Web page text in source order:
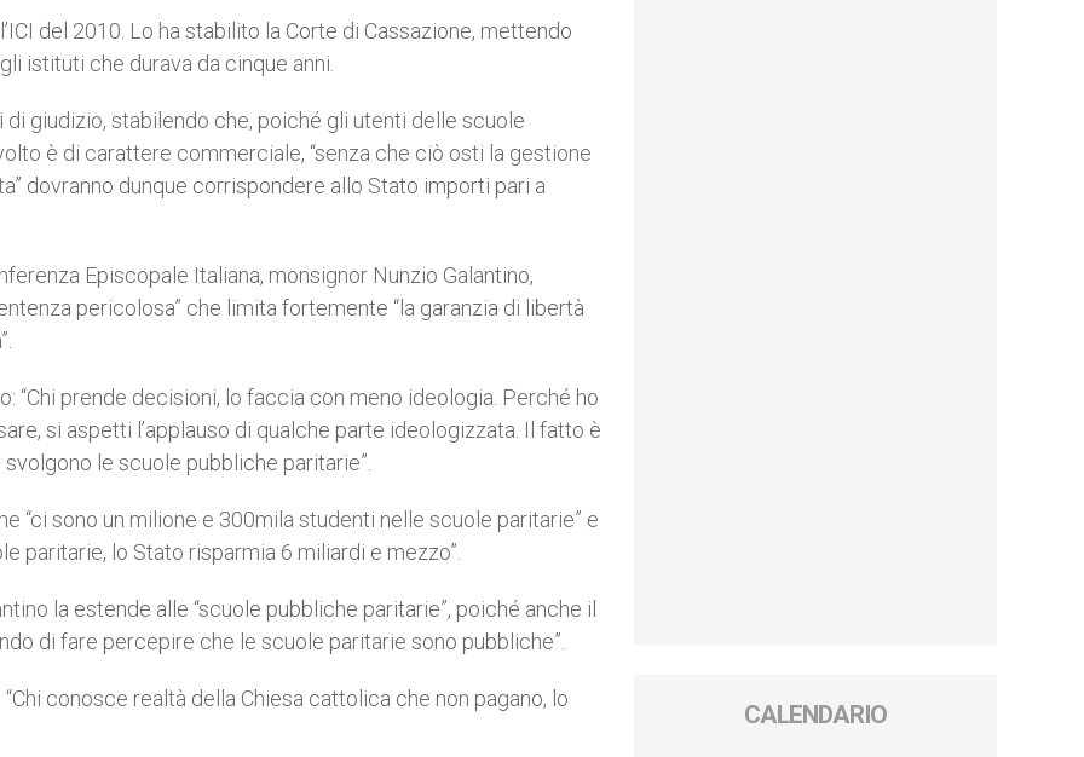
del 2010. Lo ha stabilito la Corte di Cassazione, mettendo
istituti che durava da cinque anni.
giudizio, stabilendo che, poiché gli utenti delle scuole
è di carattere commerciale, “senza che ciò osti la gestione
dovranno dunque corrispondere allo Stato importi pari a
Episcopale Italiana, monsignor Nunzio Galantino,
pericolosa” che limita fortemente “la garanzia di libertà
“Chi prende decisioni, lo faccia con meno ideologia. Perché ho
si aspetti l’applauso di qualche parte ideologizzata. Il fatto è
le scuole pubbliche paritarie”.
“ci sono un milione e 300mila studenti nelle scuole paritarie” e
paritarie, lo Stato risparmia 6 miliardi e mezzo”.
la estende alle “scuole pubbliche paritarie”, poiché anche il
di fare percepire che le scuole paritarie sono pubbliche”.
conosce realtà della Chiesa cattolica che non pagano, lo
CALENDARIO